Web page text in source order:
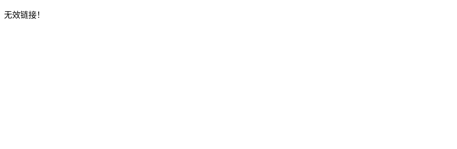
无效链接！